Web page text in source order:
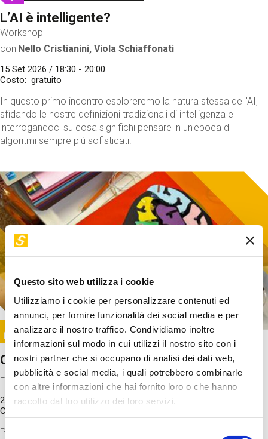
Questo sito web utilizza i cookie
Utilizziamo i cookie per personalizzare contenuti ed
annunci, per fornire funzionalità dei social media e per
analizzare il nostro traffico. Condividiamo inoltre
informazioni sul modo in cui utilizzi il nostro sito con i
nostri partner che si occupano di analisi dei dati web,
pubblicità e social media, i quali potrebbero combinarle
con altre informazioni che hai fornito loro o che hanno
raccolto dal tuo utilizzo dei loro servizi.
Selezione
L’AI è intelligente?
Workshop
con Nello Cristianini, Viola Schiaffonati
15 Set 2026 / 18:30 - 20:00
Costo
gratuito
In questo primo incontro esploreremo la natura stessa dell'AI,
sfidando le nostre definizioni tradizionali di intelligenza e
interrogandoci su cosa significhi pensare in un'epoca di
algoritmi sempre più sofisticati.
Image
SUNDAY@STEP
Come funziona il cervello?
Laboratorio
20 Set 2026 / 11:15 - 13:00
Costo
Proveremo a costruire un cervello in cartoncino cercando di